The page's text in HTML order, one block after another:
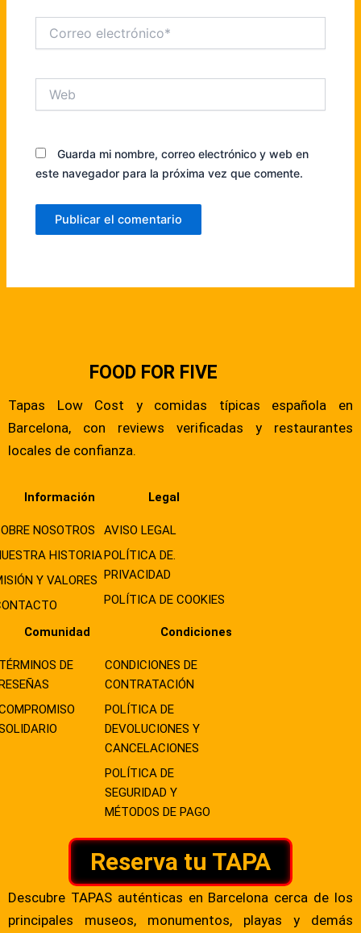
electrónico*
Guarda mi nombre, correo electrónico y web en
este navegador para la próxima vez que comente.
FOOD FOR FIVE
Tapas Low Cost y comidas típicas española en
Barcelona, con reviews verificadas y restaurantes
locales de confianza.
Información Legal
NOSOTROS
HISTORIA
Y VALORES
AVISO LEGAL
POLÍTICA DE.
PRIVACIDAD
POLÍTICA DE COOKIES
Comunidad Condiciones
DE
CONDICIONES DE
CONTRATACIÓN
POLÍTICA DE
DEVOLUCIONES Y
CANCELACIONES
POLÍTICA DE
SEGURIDAD Y
MÉTODOS DE PAGO
Reserva tu TAPA
Descubre TAPAS auténticas en Barcelona cerca de los
principales museos, monumentos, playas y demás